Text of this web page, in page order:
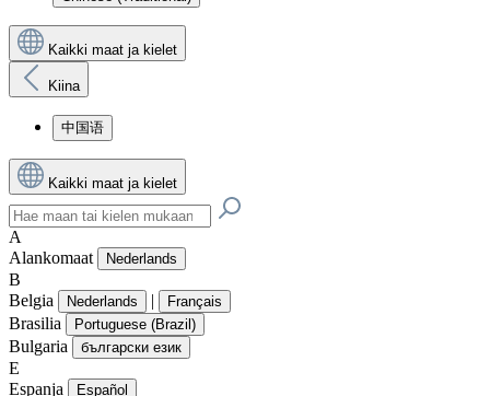
Kaikki maat ja kielet
Kiina
中国语
Kaikki maat ja kielet
A
Alankomaat
Nederlands
B
Belgia
Nederlands | Français
Brasilia Portuguese (Brazil)
Bulgaria български език
E
Espanja
Español